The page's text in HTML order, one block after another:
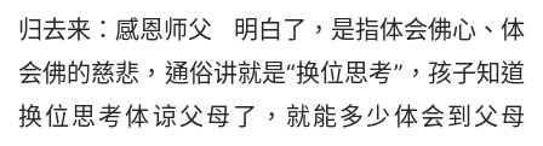
归去来：感恩师父   明白了，是指体会佛心、体
会佛的慈悲，通俗讲就是“换位思考”，孩子知道
换位思考体谅父母了，就能多少体会到父母